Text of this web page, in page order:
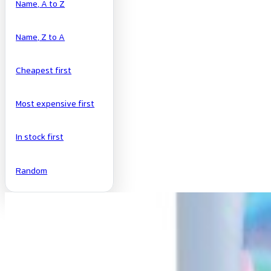
Name, A to Z
Name, Z to A
Cheapest first
Most expensive first
In stock first
Random